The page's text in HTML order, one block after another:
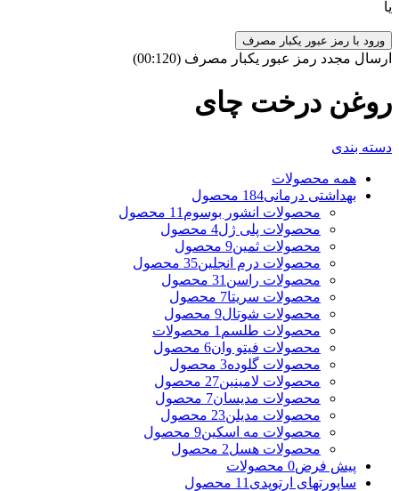
یا
ورود با رمز عبور یکبار مصرف
ارسال مجدد رمز عبور یکبار مصرف (00:
120
)
روغن درخت چای
دسته بندی
همه محصولات
بهداشتی درمانی184 محصول
محصولات انشور بوسوم 11 محصول
محصولات پلی ژل4 محصول
محصولات ثمین9 محصول
محصولات درم انجلین35 محصول
محصولات راسن 31 محصول
محصولات سریتا7 محصول
محصولات شوتال9 محصول
محصولات طلسم 1 محصولات
محصولات فیتو وان6 محصول
محصولات گلوده3 محصول
محصولات لامینین27 محصول
محصولات مدیسان7 محصول
محصولات مدیلن23 محصول
محصولات مه اسکین9 محصول
محصولات هسل2 محصول
پیش فرض0 محصولات
ساپورتهای ارتوپدی 11 محصول